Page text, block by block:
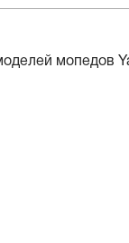
мопедов